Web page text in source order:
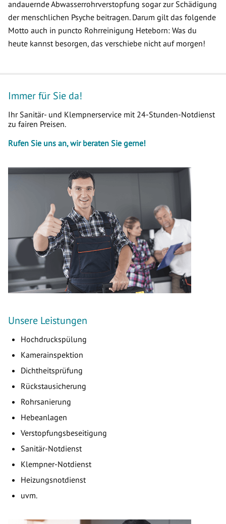
andauernde Abwasserrohrverstopfung sogar zur Schädigung
der menschlichen Psyche beitragen. Darum gilt das folgende
Motto auch in puncto Rohrreinigung Heteborn: Was du
heute kannst besorgen, das verschiebe nicht auf morgen!
Immer für Sie da!
Ihr Sanitär- und Klempnerservice mit 24-Stunden-Notdienst
zu fairen Preisen.
Rufen Sie uns an, wir beraten Sie gerne!
Unsere Leistungen
Hochdruckspülung
Kamerainspektion
Dichtheitsprüfung
Rückstausicherung
Rohrsanierung
Hebeanlagen
Verstopfungsbeseitigung
Sanitär-Notdienst
Klempner-Notdienst
Heizungsnotdienst
uvm.